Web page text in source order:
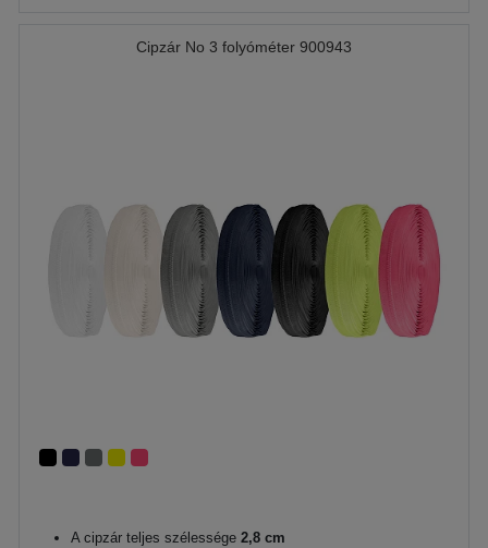
Cipzár No 3 folyóméter 900943
A cipzár teljes szélessége 2,8 cm